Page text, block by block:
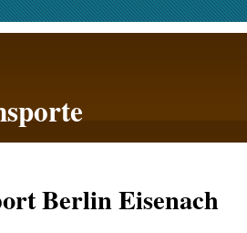
(oder